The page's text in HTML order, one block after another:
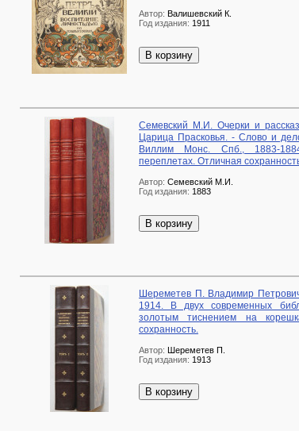
Автор: Валишевский К.
Год издания: 1911
В корзину
Семевский М.И. Очерки и
Царица Прасковья. - Слово и
Виллим Монс. Спб., 1883-
переплетах. Отличная
Автор: Семевский М.И.
Год издания: 1883
В корзину
Шереметев П. Владимир
1914. В двух современных
золотым тиснением на
сохранность.
Автор: Шереметев П.
Год издания: 1913
В корзину